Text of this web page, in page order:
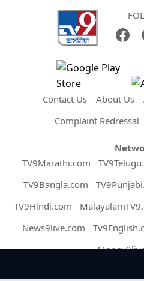
Contact Us About Us
Complaint Redressal
TV9Marathi.com
TV9Bangla.com
TV9Hindi.com
News9live.com